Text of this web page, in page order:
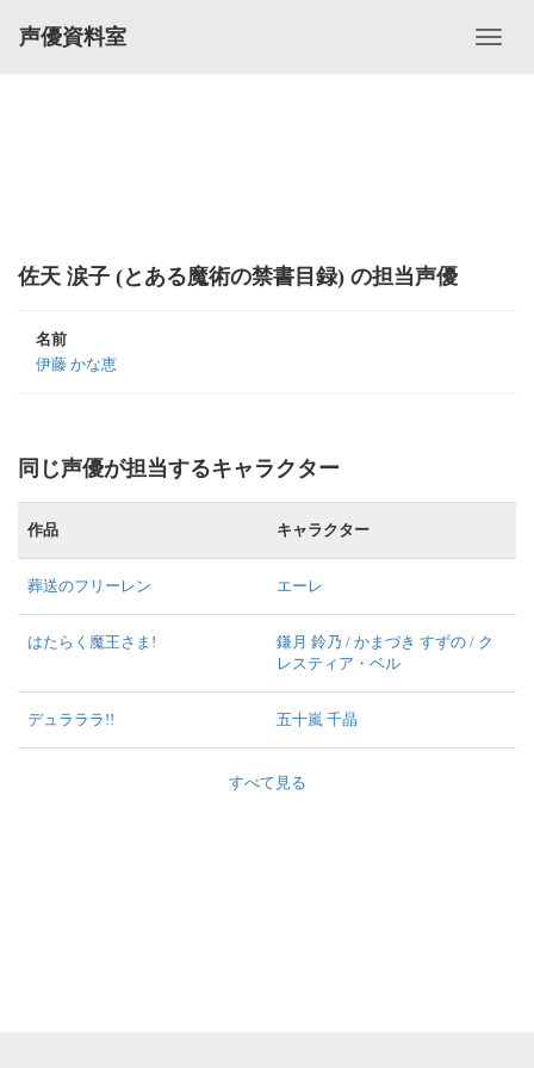
声優資料室
佐天 涙子 (とある魔術の禁書目録) の担当声優
名前
伊藤 かな恵
同じ声優が担当するキャラクター
作品 キャラクター
葬送のフリーレン エーレ
はたらく魔王さま!
鎌月 鈴乃 / かまづき すずの / ク
レスティア・ベル
デュラララ!! 五十嵐 千晶
すべて見る